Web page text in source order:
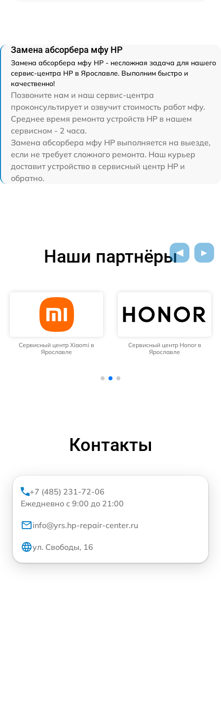
Замена абсорбера мфу HP
Замена абсорбера мфу HP - несложная задача для нашего
сервис-центра HP в Ярославле. Выполним быстро и
качественно!
Позвоните нам и наш сервис-центра
проконсультирует и озвучит стоимость работ мфу.
Среднее время ремонта устройств HP в нашем
сервисном - 2 часа.
Замена абсорбера мфу HP выполняется на выезде,
если не требует сложного ремонта. Наш курьер
доставит устройство в сервисный центр HP и
обратно.
Наши партнёры
Сервисный центр Xiaomi в
Ярославле
Сервисный центр Honor в
Ярославле
Контакты
+7 (485) 231-72-06
Ежедневно с 9:00 до 21:00
info@yrs.hp-repair-center.ru
ул. Свободы, 16